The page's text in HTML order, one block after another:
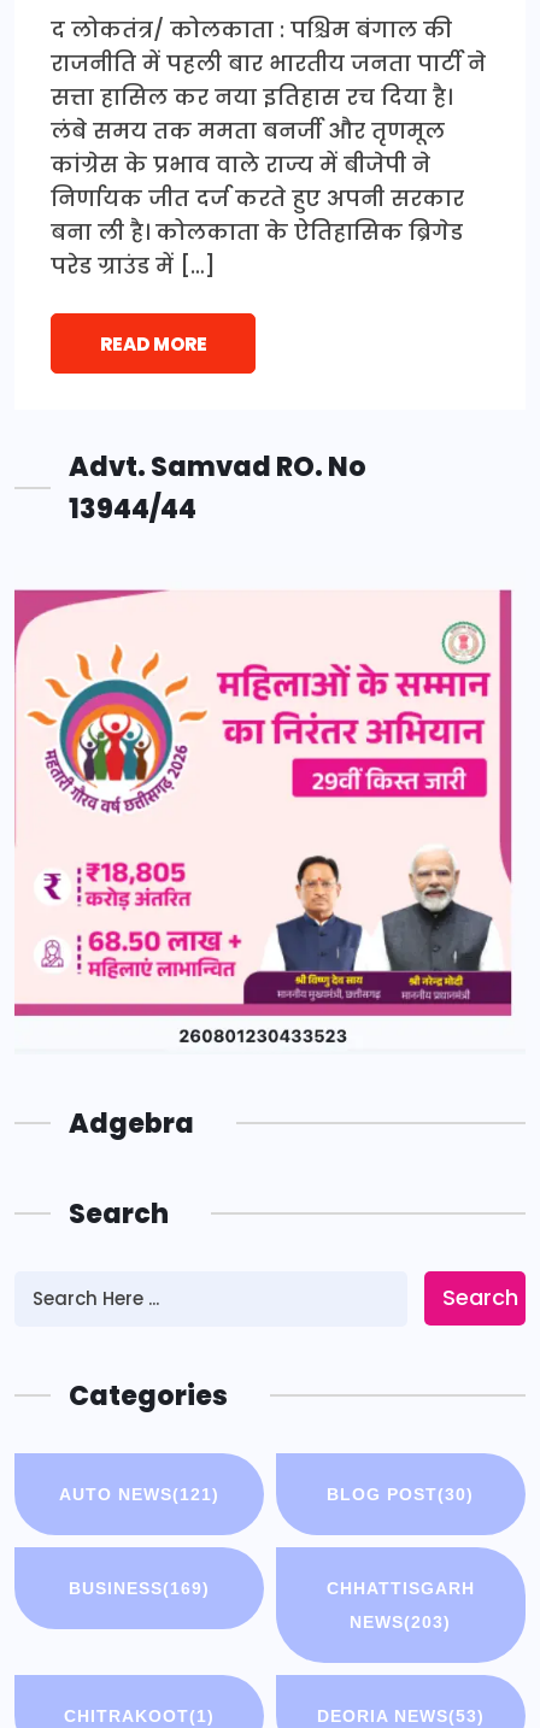
द लोकतंत्र/ कोलकाता : पश्चिम बंगाल की
राजनीति में पहली बार भारतीय जनता पार्टी ने
सत्ता हासिल कर नया इतिहास रच दिया है।
लंबे समय तक ममता बनर्जी और तृणमूल
कांग्रेस के प्रभाव वाले राज्य में बीजेपी ने
निर्णायक जीत दर्ज करते हुए अपनी सरकार
बना ली है। कोलकाता के ऐतिहासिक ब्रिगेड
परेड ग्राउंड में […]
READ MORE
Advt. Samvad RO. No
13944/44
Adgebra
Search
Search
Categories
AUTO NEWS(121) BLOG POST(30)
BUSINESS(169)
CHHATTISGARH
NEWS(203)
CHITRAKOOT(1) DEORIA NEWS(53)